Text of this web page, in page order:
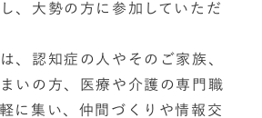
、大勢の方に参加していただ
、認知症の人やそのご家族、
いの方、医療や介護の専門職
に集い、仲間づくりや情報交